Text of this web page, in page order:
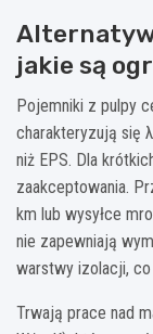
jakie są
Pojemniki z pulpy
charakteryzują się
niż EPS. Dla
zaakceptowania.
km lub wysyłce
nie zapewniają
warstwy izolacji,
Trwają prace nad